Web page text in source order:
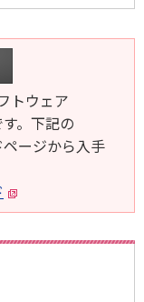
トウェア
。下記の
ージから入手